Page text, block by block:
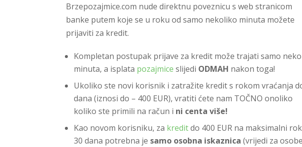
Brzepozajmice.com nude direktnu poveznicu s web stranicom
banke putem koje se u roku od samo nekoliko minuta možete
prijaviti za kredit.
Kompletan postupak prijave za kredit može trajati samo
minuta, a isplata pozajmice slijedi ODMAH nakon toga!
Ukoliko ste novi korisnik i zatražite kredit s rokom vraćanja
dana (iznosi do – 400 EUR), vratiti ćete nam TOČNO onoliko
koliko ste primili na račun i ni centa više!
Kao novom korisniku, za kreditdo 400 EUR na maksimalni
30 dana potrebna je samo osobna iskaznica(vrijedi za osobe